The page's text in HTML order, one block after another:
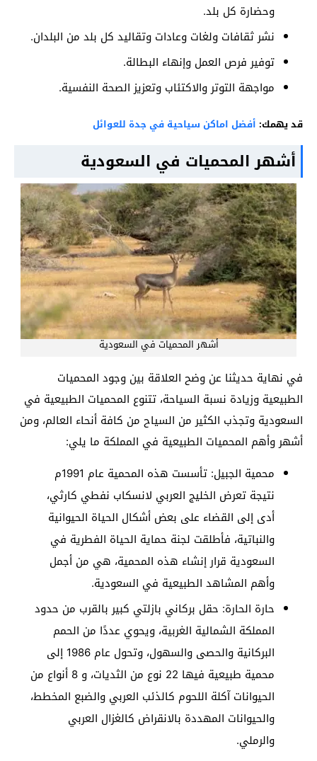
وحضارة كل بلد.
نشر ثقافات ولغات وعادات وتقاليد كل بلد من البلدان.
توفير فرص العمل وإنهاء البطالة.
مواجهة التوتر والاكتئاب وتعزيز الصحة النفسية.
قد يهمك: أفضل اماكن سياحية في جدة للعوائل
أشهر المحميات في السعودية
أشهر المحميات في السعودية
في نهاية حديثنا عن وضح العلاقة بين وجود المحميات
الطبيعية وزيادة نسبة السياحة، تتنوع المحميات الطبيعية في
السعودية وتجذب الكثير من السياح من كافة أنحاء العالم، ومن
أشهر وأهم المحميات الطبيعية في المملكة ما يلي:
محمية الجبيل: تأسست هذه المحمية عام 1991م
نتيجة تعرض الخليج العربي لانسكاب نفطي كارثي،
أدى إلى القضاء على بعض أشكال الحياة الحيوانية
والنباتية، فأطلقت لجنة حماية الحياة الفطرية في
السعودية قرار إنشاء هذه المحمية، هي من أجمل
وأهم المشاهد الطبيعية في السعودية.
حارة الحارة: حقل بركاني بازلتي كبير بالقرب من حدود
المملكة الشمالية الغربية، ويحوي عددًا من الحمم
البركانية والحصى والسهول، وتحول عام 1986 إلى
محمية طبيعية فيها 22 نوع من الثديات، و 8 أنواع من
الحيوانات آكلة اللحوم كالذئب العربي والضبع المخطط،
والحيوانات المهددة بالانقراض كالغزال العربي
والرملي.